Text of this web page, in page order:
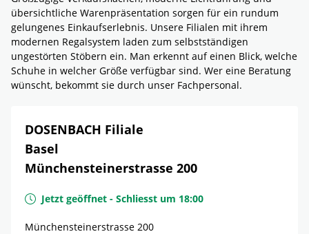
übersichtliche Warenpräsentation sorgen für ein rundum
gelungenes Einkaufserlebnis. Unsere Filialen mit ihrem
modernen Regalsystem laden zum selbstständigen
ungestörten Stöbern ein. Man erkennt auf einen Blick, welche
Schuhe in welcher Größe verfügbar sind. Wer eine Beratung
wünscht, bekommt sie durch unser Fachpersonal.
DOSENBACH Filiale
Basel
Münchensteinerstrasse 200
Jetzt geöffnet - Schliesst um 18:00
Münchensteinerstrasse 200